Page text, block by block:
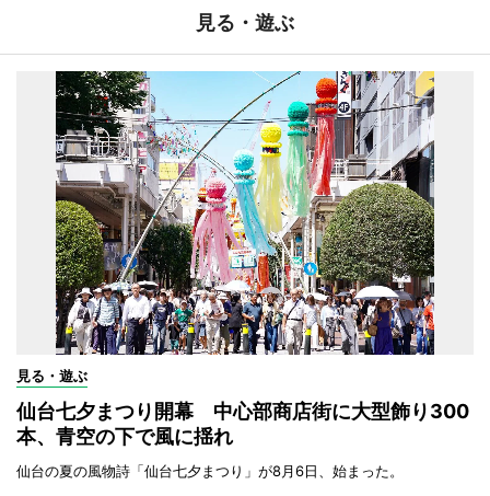
見る・遊ぶ
見る・遊ぶ
仙台七夕まつり開幕 中心部商店街に大型飾り300
本、青空の下で風に揺れ
仙台の夏の風物詩「仙台七夕まつり」が8月6日、始まった。